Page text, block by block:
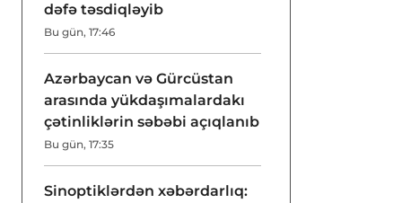
dəfə təsdiqləyib
Bu gün, 17:46
Azərbaycan və Gürcüstan
arasında yükdaşımalardakı
çətinliklərin səbəbi açıqlanıb
Bu gün, 17:35
Sinoptiklərdən xəbərdarlıq: